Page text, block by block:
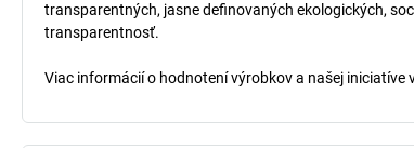
transparentných, jasne definovaných ekologických,
transparentnosť.
Viac informácií o hodnotení výrobkov a našej